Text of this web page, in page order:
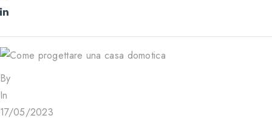
By
In
17/05/2023